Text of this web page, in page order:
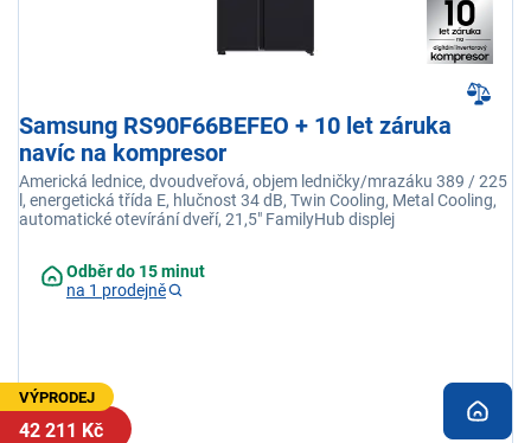
Samsung RS90F66BEFEO + 10 let záruka
navíc na kompresor
Americká lednice, dvoudveřová, objem ledničky/mrazáku 389 / 225
l, energetická třída E, hlučnost 34 dB, Twin Cooling, Metal Cooling,
automatické otevírání dveří, 21,5" FamilyHub displej
Odběr do 15 minut
na 1 prodejně
VÝPRODEJ
42 211 Kč